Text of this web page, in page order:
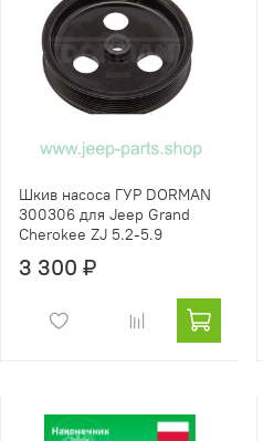
Шкив насоса ГУР DORMAN
300306 для Jeep Grand
Cherokee ZJ 5.2-5.9
3 300 ₽